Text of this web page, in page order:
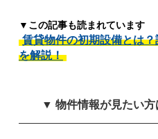
▼この記事も読まれています
賃貸物件の初期設備とは
を解説！
▼ 物件情報が見たい